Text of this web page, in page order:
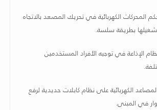
المحركات الكهربائية في تحريك المصعد بالاتجاه
بطريقة سلسة.
الإذاعة في توجيه الأفراد المستخدمين
.
الكهربائية على نظام كابلات حديدية لرفع
في المبنى.